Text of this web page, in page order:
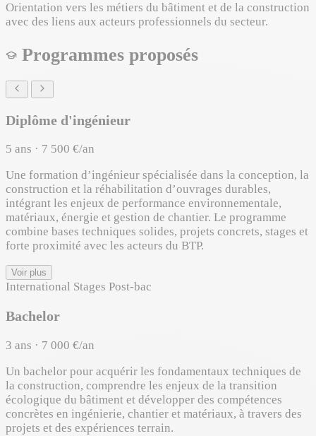
Orientation vers les métiers du bâtiment et de la construction
avec des liens aux acteurs professionnels du secteur.
Programmes proposés
Diplôme d'ingénieur
5 ans · 7 500 €/an
Une formation d’ingénieur spécialisée dans la conception, la
construction et la réhabilitation d’ouvrages durables,
intégrant les enjeux de performance environnementale,
matériaux, énergie et gestion de chantier. Le programme
combine bases techniques solides, projets concrets, stages et
forte proximité avec les acteurs du BTP.
Voir plus
International Stages Post-bac
Bachelor
3 ans · 7 000 €/an
Un bachelor pour acquérir les fondamentaux techniques de
la construction, comprendre les enjeux de la transition
écologique du bâtiment et développer des compétences
concrètes en ingénierie, chantier et matériaux, à travers des
projets et des expériences terrain.